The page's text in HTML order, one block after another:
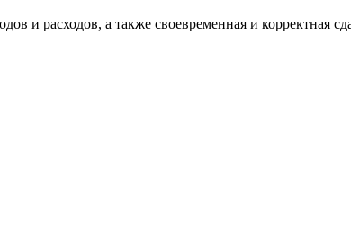
и расходов, а также своевременная и корректная